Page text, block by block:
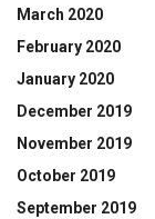
March 2020
February 2020
January 2020
December 2019
November 2019
October 2019
September 2019